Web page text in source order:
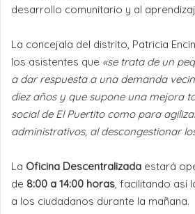
desarrollo comunitario y al
La concejala del distrito, Patricia
los asistentes que «se trata de un
a dar respuesta a una demanda
diez años y que supone una mejora
social de El Puertito como para
administrativos, al descongestionar
La Oficina Descentralizada estará
de 8:00 a 14:00 horas, facilitando así
a los ciudadanos durante la mañana.